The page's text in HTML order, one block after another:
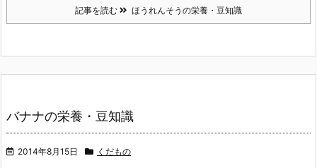
記事を読む ほうれんそうの栄養・豆知識
バナナの栄養・豆知識
2014年8月15日 くだもの